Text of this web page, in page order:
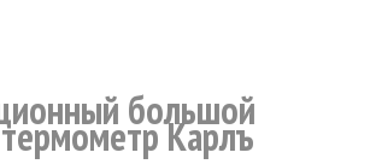
большой
Карлъ